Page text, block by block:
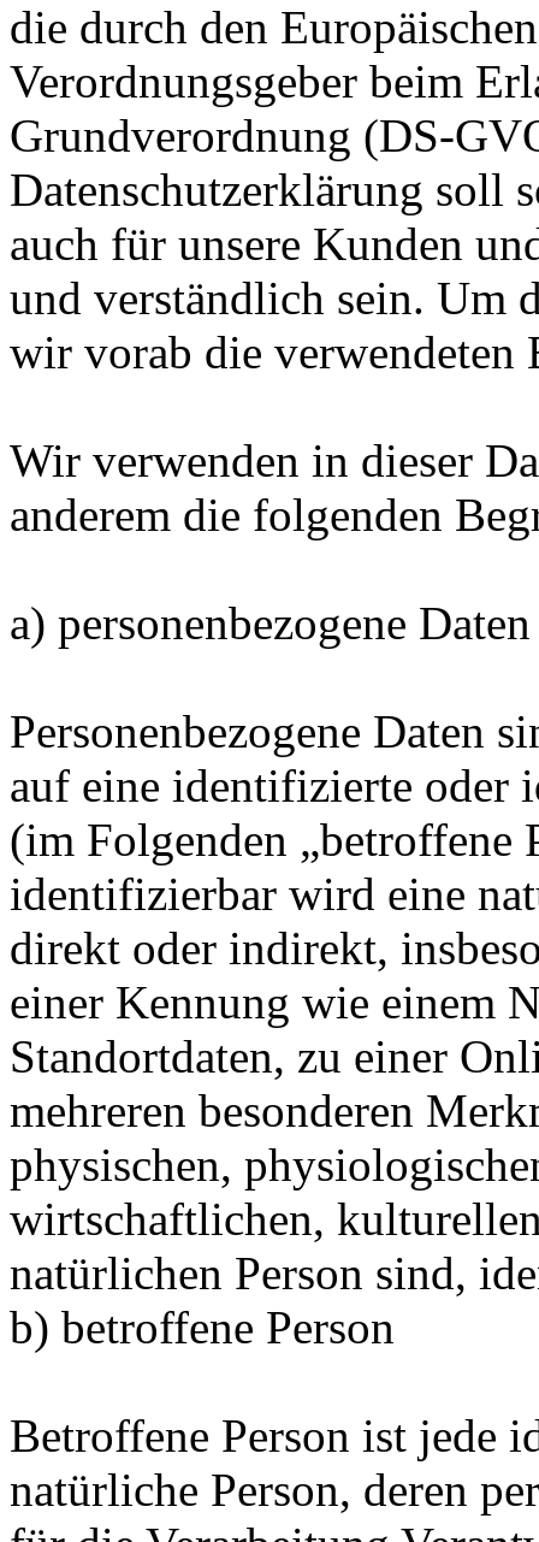
die durch den
Verordnungsgeber beim
Grundverordnung (DS-
Datenschutzerklärung soll
auch für unsere Kunden
und verständlich sein. Um
wir vorab die
Wir verwenden in dieser
anderem die folgenden
a) personenbezogene Daten
Personenbezogene Daten
auf eine identifizierte oder
(im Folgenden „betroffene
identifizierbar wird eine
direkt oder indirekt,
einer Kennung wie einem
Standortdaten, zu einer
mehreren besonderen
physischen,
wirtschaftlichen,
natürlichen Person sind,
b) betroffene Person
Betroffene Person ist jede
natürliche Person, deren